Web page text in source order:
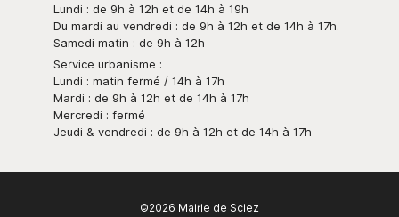
Lundi : de 9h à 12h et de 14h à 19h
Du mardi au vendredi : de 9h à 12h et de 14h à 17h.
Samedi matin : de 9h à 12h
Service urbanisme :
Lundi : matin fermé / 14h à 17h
Mardi : de 9h à 12h et de 14h à 17h
Mercredi : fermé
Jeudi & vendredi : de 9h à 12h et de 14h à 17h
©2026 Mairie de Sciez